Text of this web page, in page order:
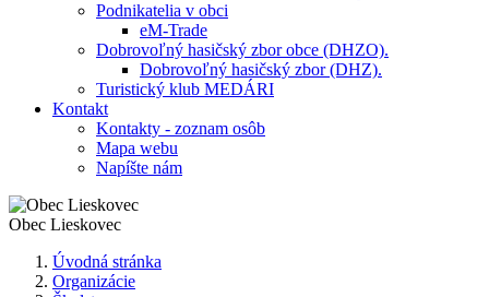
Podnikatelia v obci
eM-Trade
Dobrovoľný hasičský zbor obce (DHZO).
Dobrovoľný hasičský zbor (DHZ).
Turistický klub MEDÁRI
Kontakt
Kontakty - zoznam osôb
Mapa webu
Napíšte nám
Obec Lieskovec
Úvodná stránka
Organizácie